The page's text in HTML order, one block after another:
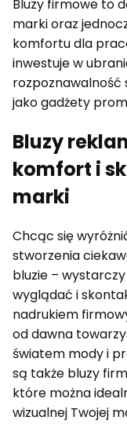
Bluzy firmowe to
marki oraz
komfortu dla
inwestuje w
rozpoznawalność
jako gadżety
Bluzy
komfort i
marki
Chcąc się
stworzenia
bluzie –
wyglądać i
nadrukiem
od dawna
światem mody i
są także bluzy
które można
wizualnej Twojej